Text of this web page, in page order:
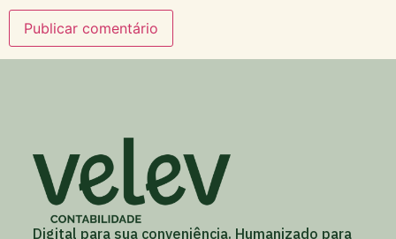
Digital para sua conveniência. Humanizado para